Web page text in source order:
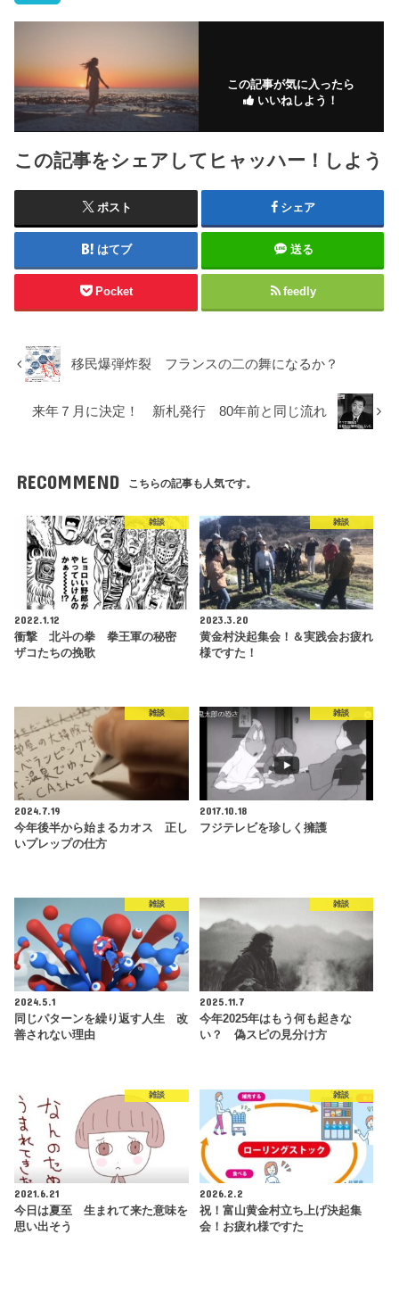
この記事が気に入ったら
いいねしよう！
この記事をシェアしてヒャッハー！しよう
ポスト シェア
はてブ 送る
Pocket feedly
移民爆弾炸裂 フランスの二の舞になるか？
来年７月に決定！ 新札発行 80年前と同じ流れ
RECOMMEND こちらの記事も人気です。
雑談
2022.1.12
衝撃 北斗の拳 拳王軍の秘密
ザコたちの挽歌
雑談
2023.3.20
黄金村決起集会！＆実践会お疲れ
様ですた！
雑談
2024.7.19
今年後半から始まるカオス 正し
いプレップの仕方
雑談
2017.10.18
フジテレビを珍しく擁護
雑談
2024.5.1
同じパターンを繰り返す人生 改
善されない理由
雑談
2025.11.7
今年2025年はもう何も起きな
い？ 偽スピの見分け方
雑談
2021.6.21
今日は夏至 生まれて来た意味を
思い出そう
雑談
2026.2.2
祝！富山黄金村立ち上げ決起集
会！お疲れ様ですた